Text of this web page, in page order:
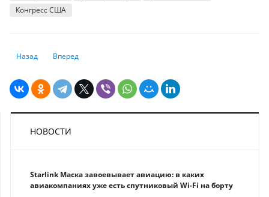
Конгресс США
Предыдущий: Сколько получат дети из Нацфонда в 2024 году
Назад Следующий: Госдолг Украины достиг $111 млрд. Почему
Вперед
НОВОСТИ
Starlink Маска завоевывает авиацию: в каких
авиакомпаниях уже есть спутниковый Wi-Fi на борту